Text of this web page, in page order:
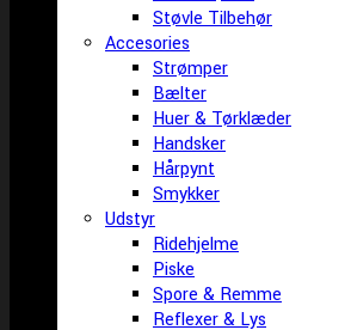
Støvle Tilbehør
Accesories
Strømper
Bælter
Huer & Tørklæder
Handsker
Hårpynt
Smykker
Udstyr
Ridehjelme
Piske
Spore & Remme
Reflexer & Lys